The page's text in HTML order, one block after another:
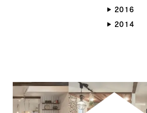
2016
2014